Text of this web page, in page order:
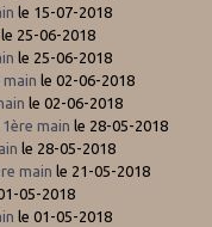
le 15-07-2018
le 25-06-2018
le 25-06-2018
le 02-06-2018
le 02-06-2018
main le 28-05-2018
le 28-05-2018
main le 21-05-2018
05-2018
le 01-05-2018